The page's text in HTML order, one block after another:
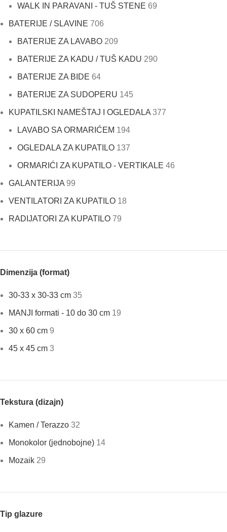
WALK IN PARAVANI - TUŠ STENE 69
BATERIJE / SLAVINE 706
BATERIJE ZA LAVABO 209
BATERIJE ZA KADU / TUŠ KADU 290
BATERIJE ZA BIDE 64
BATERIJE ZA SUDOPERU 145
KUPATILSKI NAMEŠTAJ I OGLEDALA 377
LAVABO SA ORMARIĆEM 194
OGLEDALA ZA KUPATILO 137
ORMARIĆI ZA KUPATILO - VERTIKALE 46
GALANTERIJA 99
VENTILATORI ZA KUPATILO 18
RADIJATORI ZA KUPATILO 79
Dimenzija (format)
30-33 x 30-33 cm 35
MANJI formati - 10 do 30 cm 19
30 x 60 cm 9
45 x 45 cm 3
Tekstura (dizajn)
Kamen / Terazzo 32
Monokolor (jednobojne) 14
Mozaik 29
Tip glazure